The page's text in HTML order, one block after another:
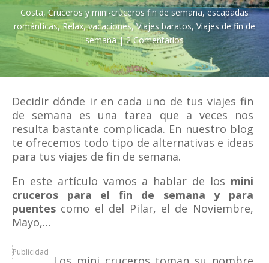
Costa,Cruceros y mini-cruceros fin de semana,escapadas
románticas,Relax,vacaciones,Viajes baratos, Viajes de fin de
semana|2 Comentarios
Decidir dónde ir en cada uno de tus viajes fin
de semana es una tarea que a veces nos
resulta bastante complicada. En nuestro blog
te ofrecemos todo tipo de alternativas e ideas
para tus viajes de fin de semana.
En este artículo vamos a hablar de los mini
cruceros para el fin de semana y para
puentes como el del Pilar, el de Noviembre,
Mayo,…
Publicidad